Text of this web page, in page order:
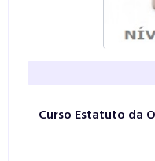
Curso Estatuto da